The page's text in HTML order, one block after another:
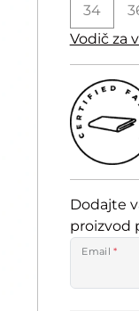
34
Vodič za
Dodajte
proizvod
Email *